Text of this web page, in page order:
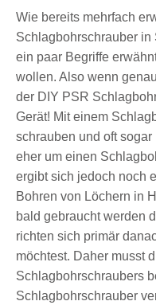
Wie bereits mehrfach
Schlagbohrschrauber
ein paar Begriffe
wollen. Also wenn
der DIY PSR
Gerät! Mit einem
schrauben und oft
eher um einen
ergibt sich jedoch noch
Bohren von Löchern in
bald gebraucht werden
richten sich primär
möchtest. Daher musst
Schlagbohrschraubers
Schlagbohrschrauber